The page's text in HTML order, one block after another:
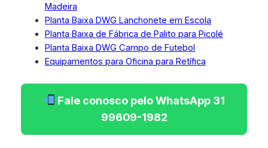
Madeira
Planta Baixa DWG Lanchonete em Escola
Planta Baixa de Fábrica de Palito para Picolé
Planta Baixa DWG Campo de Futebol
Equipamentos para Oficina para Retífica
Fale conosco pelo WhatsApp 31
99609-1982